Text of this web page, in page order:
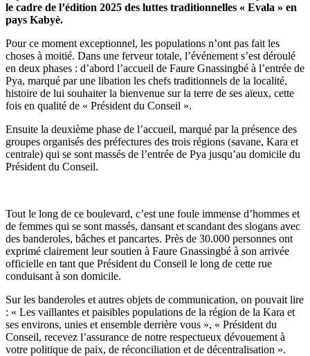
le cadre de l’édition 2025 des luttes traditionnelles « Evala » en
pays Kabyè.
Pour ce moment exceptionnel, les populations n’ont pas fait les
choses à moitié. Dans une ferveur totale, l’événement s’est déroulé
en deux phases : d’abord l’accueil de Faure Gnassingbé à l’entrée de
Pya, marqué par une libation les chefs traditionnels de la localité,
histoire de lui souhaiter la bienvenue sur la terre de ses aïeux, cette
fois en qualité de « Président du Conseil ».
Ensuite la deuxième phase de l’accueil, marqué par la présence des
groupes organisés des préfectures des trois régions (savane, Kara et
centrale) qui se sont massés de l’entrée de Pya jusqu’au domicile du
Président du Conseil.
Tout le long de ce boulevard, c’est une foule immense d’hommes et
de femmes qui se sont massés, dansant et scandant des slogans avec
des banderoles, bâches et pancartes. Près de 30.000 personnes ont
exprimé clairement leur soutien à Faure Gnassingbé à son arrivée
officielle en tant que Président du Conseil le long de cette rue
conduisant à son domicile.
Sur les banderoles et autres objets de communication, on pouvait lire
: « Les vaillantes et paisibles populations de la région de la Kara et
ses environs, unies et ensemble derrière vous », « Président du
Conseil, recevez l’assurance de notre respectueux dévouement à
votre politique de paix, de réconciliation et de décentralisation ».